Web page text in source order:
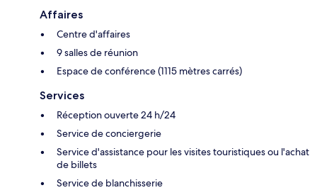
Affaires
Centre d'affaires
9 salles de réunion
Espace de conférence (1115 mètres carrés)
Services
Réception ouverte 24 h/24
Service de conciergerie
Service d'assistance pour les visites touristiques ou l'achat
de billets
Service de blanchisserie